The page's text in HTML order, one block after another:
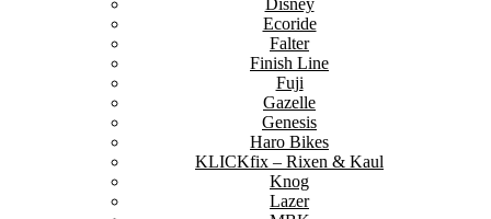
Disney
Ecoride
Falter
Finish Line
Fuji
Gazelle
Genesis
Haro Bikes
KLICKfix – Rixen & Kaul
Knog
Lazer